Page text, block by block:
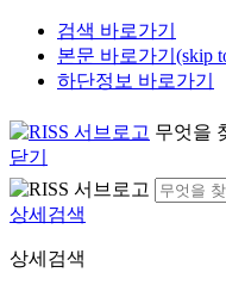
검색 바로가기
본문 바로가기(skip
하단정보 바로가기
무엇을
닫기
상세검색
상세검색